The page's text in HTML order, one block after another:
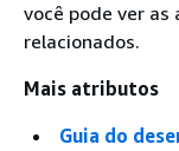
você pode ver as
relacionados.
Mais atributos
Guia do